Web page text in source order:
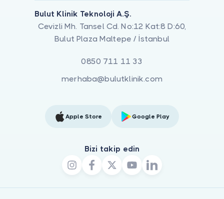
Bulut Klinik Teknoloji A.Ş.
Cevizli Mh. Tansel Cd. No:12 Kat:8 D:60,
Bulut Plaza Maltepe / İstanbul
0850 711 11 33
merhaba@bulutklinik.com
Apple Store Google Play
Bizi takip edin